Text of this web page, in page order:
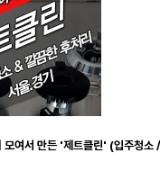
여서 만든 '제트클린' (입주청